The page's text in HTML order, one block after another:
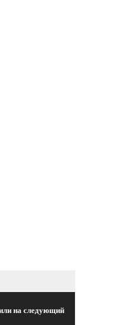
на следующий